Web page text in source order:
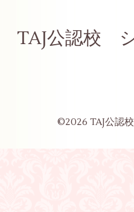
TAJ公認校
©2026 TAJ公認